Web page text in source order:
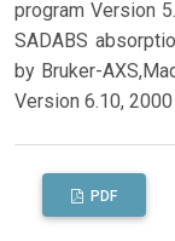
program Version
SADABS
by Bruker-
Version 6.10,
PDF